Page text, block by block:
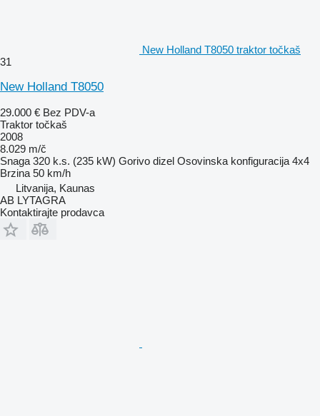
New Holland T8050 traktor točkaš
31
New Holland T8050
29.000 € Bez PDV-a
Traktor točkaš
2008
8.029 m/č
Snaga 320 k.s. (235 kW) Gorivo dizel Osovinska konfiguracija 4x4
Brzina 50 km/h
Litvanija, Kaunas
AB LYTAGRA
Kontaktirajte prodavca